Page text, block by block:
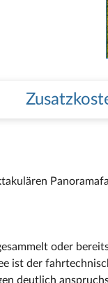
oder
ist der
deutlich